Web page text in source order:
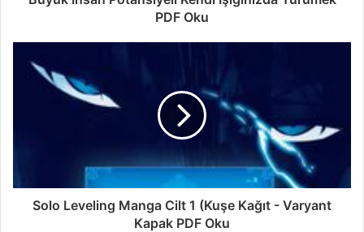
PDF Oku
Solo Leveling Manga Cilt 1 (Kuşe Kağıt - Varyant
Kapak PDF Oku